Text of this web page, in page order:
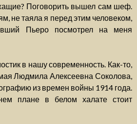
Поговорить вышел сам шеф.
не таяла я перед этим человеком,
Пьеро посмотрел на меня
в нашу современность. Как-то,
Людмила Алексеевна Соколова,
из времен войны 1914 года.
плане в белом халате стоит